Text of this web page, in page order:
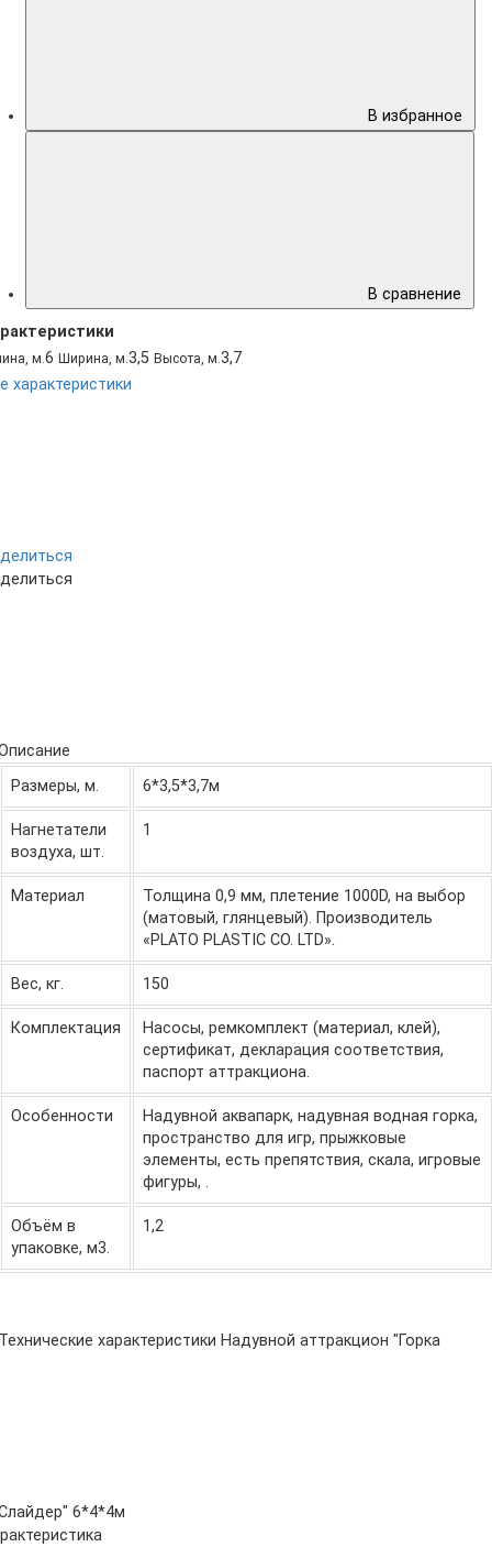
В избранное
В сравнение
м.6 Ширина, м.3,5 Высота, м.3,7
характеристики
Размеры, м.
6*3,5*3,7м
Нагнетатели
воздуха, шт.
1
Материал
Толщина 0,9 мм, плетение 1000D, на выбор
(матовый, глянцевый). Производитель
«PLATO PLASTIC CO. LTD».
Вес, кг. 150
Комплектация
Насосы, ремкомплект (материал, клей),
сертификат, декларация соответствия,
паспорт аттракциона.
Особенности
Надувной аквапарк, надувная водная горка,
пространство для игр, прыжковые
элементы, есть препятствия, скала, игровые
фигуры, .
Объём в
упаковке, м3.
1,2
характеристики Надувной аттракцион "Горка
6*4*4м